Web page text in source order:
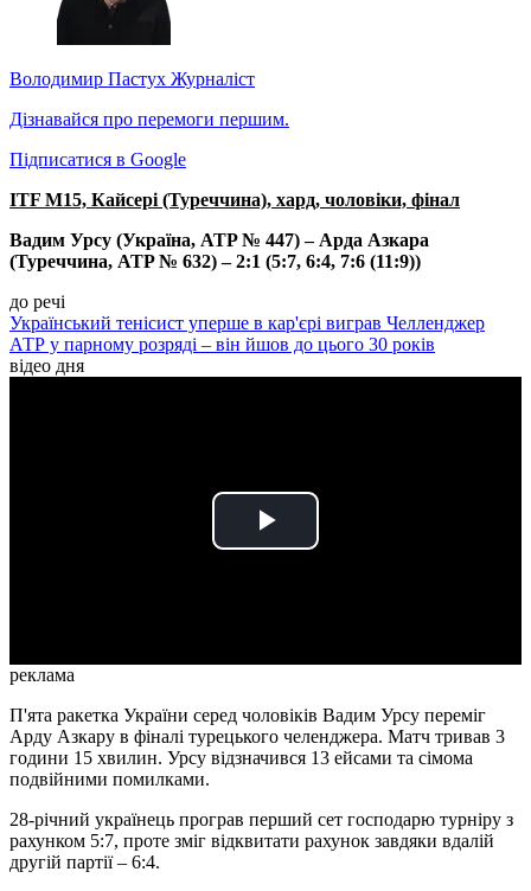
Володимир Пастух Журналіст
Дізнавайся про перемоги першим.
Підписатися в Google
ITF M15, Кайсері (Туреччина), хард, чоловіки, фінал
Вадим Урсу (Україна, ATP № 447) – Арда Азкара
(Туреччина, ATP № 632) – 2:1 (5:7, 6:4, 7:6 (11:9))
до речі
Український тенісист уперше в кар'єрі виграв Челленджер
АТР у парному розряді – він йшов до цього 30 років
відео дня
Play
реклама
П'ята ракетка України серед чоловіків Вадим Урсу переміг
Арду Азкару в фіналі турецького челенджера. Матч тривав 3
години 15 хвилин. Урсу відзначився 13 ейсами та сімома
подвійними помилками.
28-річний українець програв перший сет господарю турніру з
рахунком 5:7, проте зміг відквитати рахунок завдяки вдалій
другій партії – 6:4.